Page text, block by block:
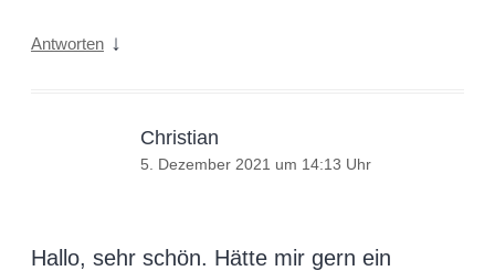
Antworten ↓
Christian
5. Dezember 2021 um 14:13 Uhr
Hallo, sehr schön. Hätte mir gern ein